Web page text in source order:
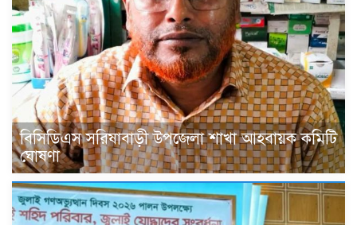
বিসিডিএস সরিষাবাড়ী উপজেলা শাখা আহবায়ক কমিটি
ঘোষণা